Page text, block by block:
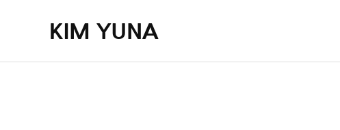
KIM YUNA